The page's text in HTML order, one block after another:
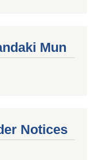
Mun
Notices